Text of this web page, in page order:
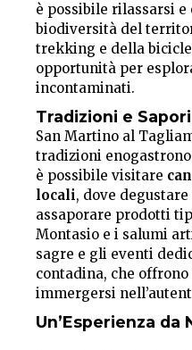
è possibile rilassarsi e
biodiversità del
trekking e della
opportunità per
incontaminati.
Tradizioni e
San Martino al
tradizioni
è possibile visitare
locali, dove
assaporare prodotti
Montasio e i salumi
sagre e gli eventi
contadina, che offrono
immergersi
Un’Esperienza da